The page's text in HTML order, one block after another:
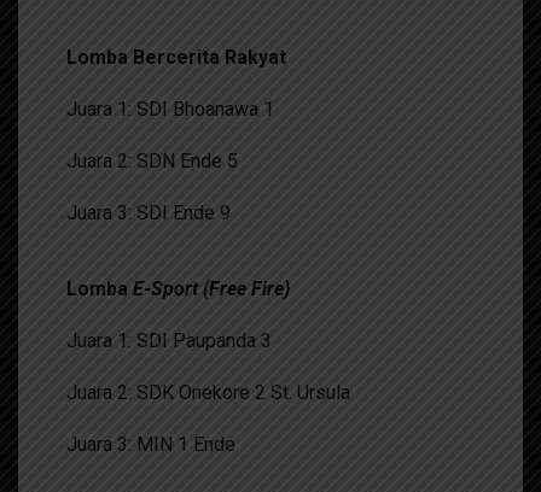
Lomba Bercerita Rakyat
Juara 1: SDI Bhoanawa 1
Juara 2: SDN Ende 5
Juara 3: SDI Ende 9
Lomba E-Sport (Free Fire)
Juara 1: SDI Paupanda 3
Juara 2: SDK Onekore 2 St. Ursula
Juara 3: MIN 1 Ende